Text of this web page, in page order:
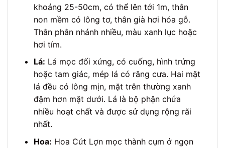
khoảng 25-50cm, có thể lên tới 1m, thân
non mềm có lông tơ, thân già hơi hóa gỗ.
Thân phân nhánh nhiều, màu xanh lục hoặc
hơi tím.
Lá: Lá mọc đối xứng, có cuống, hình trứng
hoặc tam giác, mép lá có răng cưa. Hai mặt
lá đều có lông mịn, mặt trên thường xanh
đậm hơn mặt dưới. Lá là bộ phận chứa
nhiều hoạt chất và được sử dụng rộng rãi
nhất.
Hoa: Hoa Cứt Lợn mọc thành cụm ở ngọn